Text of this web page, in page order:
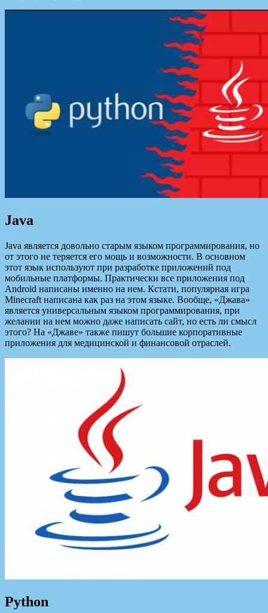
Java
Java является довольно старым языком программирования, но
от этого не теряется его мощь и возможности. В основном
этот язык используют при разработке приложений под
мобильные платформы. Практически все приложения под
Android написаны именно на нем. Кстати, популярная игра
Minecraft написана как раз на этом языке. Вообще, «Джава»
является универсальным языком программирования, при
желании на нем можно даже написать сайт, но есть ли смысл
этого? На «Джаве» также пишут большие корпоративные
приложения для медицинской и финансовой отраслей.
Python